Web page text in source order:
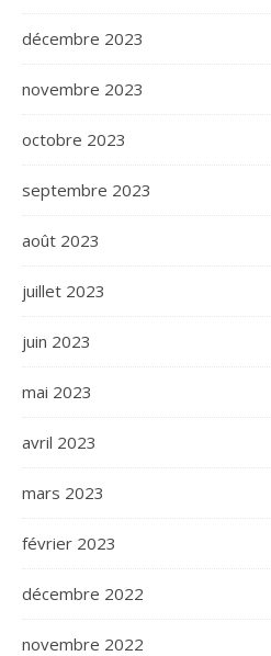
décembre 2023
novembre 2023
octobre 2023
septembre 2023
août 2023
juillet 2023
juin 2023
mai 2023
avril 2023
mars 2023
février 2023
décembre 2022
novembre 2022